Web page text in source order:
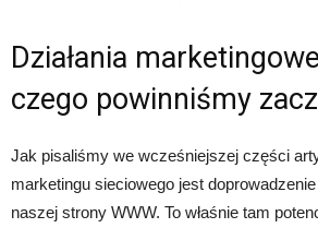
Działania
czego powinniśmy
Jak pisaliśmy we wcześniejszej części
marketingu sieciowego jest
naszej strony WWW. To właśnie tam